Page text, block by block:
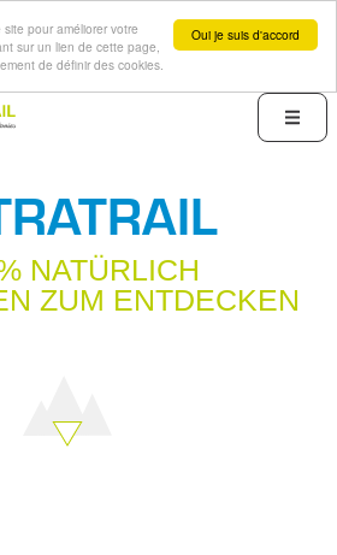
Oui je suis d'accord
pour améliorer votre
sur un lien de cette page,
de définir des cookies.
Menu
NATÜRLICH
ZUM ENTDECKEN